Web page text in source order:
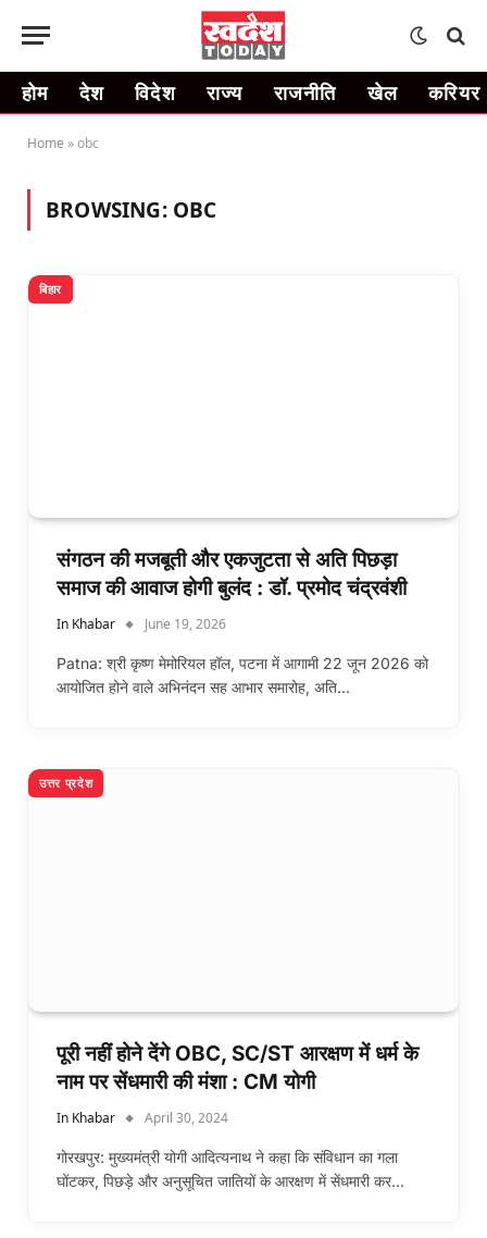
होम देश विदेश राज्य राजनीति खेल करियर
Home »obc
BROWSING: OBC
बिहार
संगठन की मजबूती और एकजुटता से अति पिछड़ा
समाज की आवाज होगी बुलंद : डॉ. प्रमोद चंद्रवंशी
In Khabar June 19, 2026
Patna: श्री कृष्ण मेमोरियल हॉल, पटना में आगामी 22 जून 2026 को
आयोजित होने वाले अभिनंदन सह आभार समारोह, अति…
उत्तर प्रदेश
पूरी नहीं होने देंगे OBC, SC/ST आरक्षण में धर्म के
नाम पर सेंधमारी की मंशा : CM योगी
In Khabar April 30, 2024
गोरखपुर: मुख्यमंत्री योगी आदित्यनाथ ने कहा कि संविधान का गला
घोंटकर, पिछड़े और अनुसूचित जातियों के आरक्षण में सेंधमारी कर…